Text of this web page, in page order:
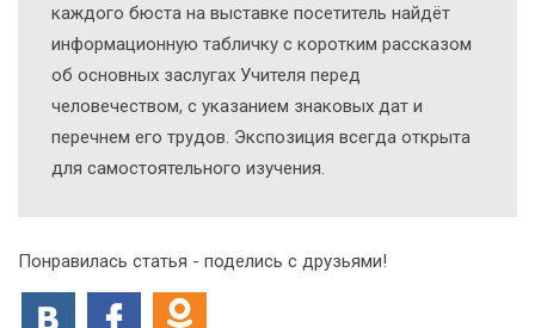
каждого бюста на выставке посетитель найдёт
информационную табличку с коротким рассказом
об основных заслугах Учителя перед
человечеством, с указанием знаковых дат и
перечнем его трудов. Экспозиция всегда открыта
для самостоятельного изучения.
Понравилась статья - поделись с друзьями!